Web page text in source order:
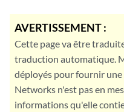
AVERTISSEMENT :
Cette page va être
traduction automatique.
déployés pour fournir
Networks n'est pas en
informations qu'elle